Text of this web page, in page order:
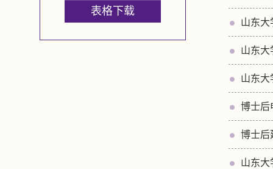
表格下载
山东大
山东大
山东大
博士后
博士后
山东大